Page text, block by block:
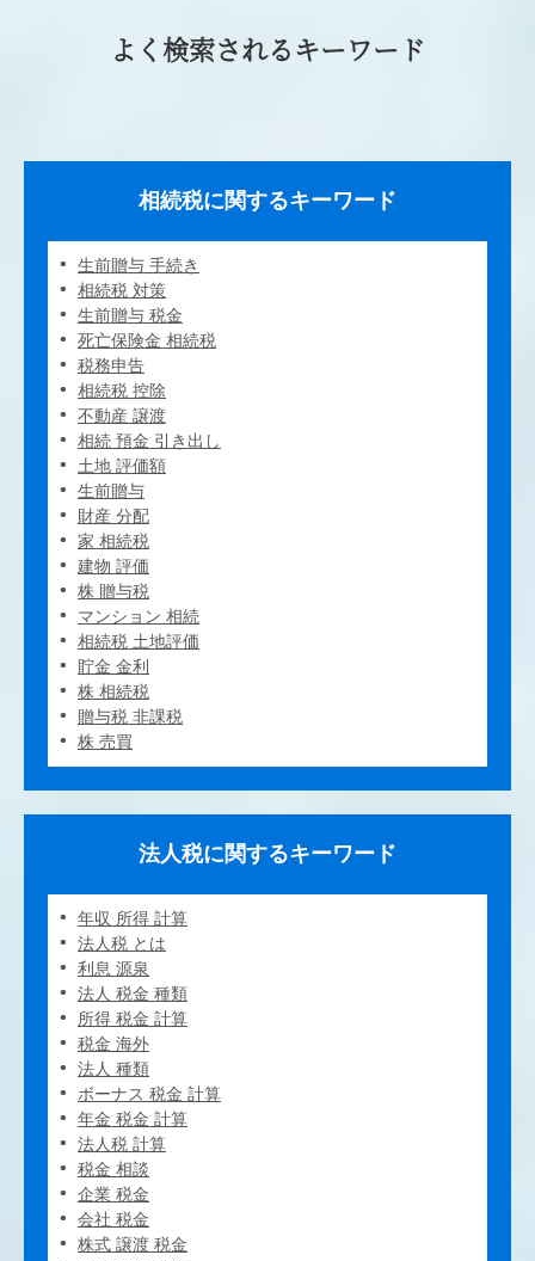
よく検索されるキーワード
相続税に関するキーワード
生前贈与 手続き
相続税 対策
生前贈与 税金
死亡保険金 相続税
税務申告
相続税 控除
不動産 譲渡
相続 預金 引き出し
土地 評価額
生前贈与
財産 分配
家 相続税
建物 評価
株 贈与税
マンション 相続
相続税 土地評価
貯金 金利
株 相続税
贈与税 非課税
株 売買
法人税に関するキーワード
年収 所得 計算
法人税 とは
利息 源泉
法人 税金 種類
所得 税金 計算
税金 海外
法人 種類
ボーナス 税金 計算
年金 税金 計算
法人税 計算
税金 相談
企業 税金
会社 税金
株式 譲渡 税金